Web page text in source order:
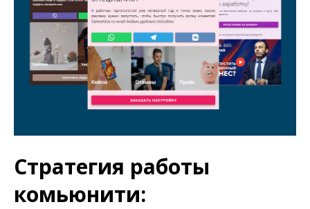
Стратегия работы
комьюнити: